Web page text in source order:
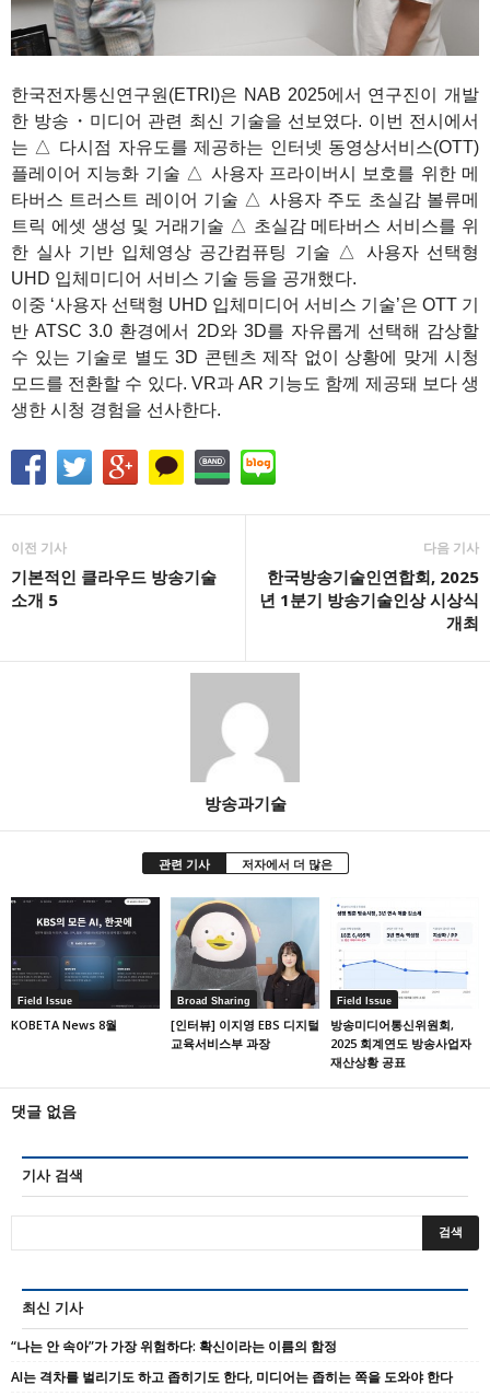
한국전자통신연구원(ETRI)은 NAB 2025에서 연구진이 개발
한 방송・미디어 관련 최신 기술을 선보였다. 이번 전시에서
는 △ 다시점 자유도를 제공하는 인터넷 동영상서비스(OTT)
플레이어 지능화 기술 △ 사용자 프라이버시 보호를 위한 메
타버스 트러스트 레이어 기술 △ 사용자 주도 초실감 볼류메
트릭 에셋 생성 및 거래기술 △ 초실감 메타버스 서비스를 위
한 실사 기반 입체영상 공간컴퓨팅 기술 △ 사용자 선택형
UHD 입체미디어 서비스 기술 등을 공개했다.
이중 ‘사용자 선택형 UHD 입체미디어 서비스 기술’은 OTT 기
반 ATSC 3.0 환경에서 2D와 3D를 자유롭게 선택해 감상할
수 있는 기술로 별도 3D 콘텐츠 제작 없이 상황에 맞게 시청
모드를 전환할 수 있다. VR과 AR 기능도 함께 제공돼 보다 생
생한 시청 경험을 선사한다.
이전 기사
기본적인 클라우드 방송기술
소개 5
다음 기사
한국방송기술인연합회, 2025
년 1분기 방송기술인상 시상식
개최
방송과기술
관련 기사 저자에서 더 많은
Field Issue
KOBETA News 8월
Broad Sharing
[인터뷰] 이지영 EBS 디지털
교육서비스부 과장
Field Issue
방송미디어통신위원회,
2025 회계연도 방송사업자
재산상황 공표
댓글 없음
기사 검색
최신 기사
“나는 안 속아”가 가장 위험하다: 확신이라는 이름의 함정
AI는 격차를 벌리기도 하고 좁히기도 한다, 미디어는 좁히는 쪽을 도와야 한다